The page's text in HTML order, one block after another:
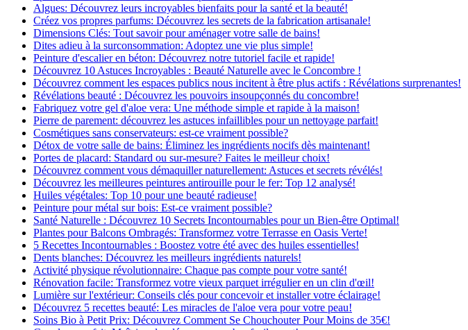
Algues: Découvrez leurs incroyables bienfaits pour la santé et la beauté!
Créez vos propres parfums: Découvrez les secrets de la fabrication artisanale!
Dimensions Clés: Tout savoir pour aménager votre salle de bains!
Dites adieu à la surconsommation: Adoptez une vie plus simple!
Peinture d'escalier en béton: Découvrez notre tutoriel facile et rapide!
Découvrez 10 Astuces Incroyables : Beauté Naturelle avec le Concombre !
Découvrez comment les espaces publics nous incitent à être plus actifs : Révélations surprenantes!
Révélations beauté : Découvrez les pouvoirs insoupçonnés du concombre!
Fabriquez votre gel d'aloe vera: Une méthode simple et rapide à la maison!
Pierre de parement: découvrez les astuces infaillibles pour un nettoyage parfait!
Cosmétiques sans conservateurs: est-ce vraiment possible?
Détox de votre salle de bains: Éliminez les ingrédients nocifs dès maintenant!
Portes de placard: Standard ou sur-mesure? Faites le meilleur choix!
Découvrez comment vous démaquiller naturellement: Astuces et secrets révélés!
Découvrez les meilleures peintures antirouille pour le fer: Top 12 analysé!
Huiles végétales: Top 10 pour une beauté radieuse!
Peinture pour métal sur bois: Est-ce vraiment possible?
Santé Naturelle : Découvrez 10 Secrets Incontournables pour un Bien-être Optimal!
Plantes pour Balcons Ombragés: Transformez votre Terrasse en Oasis Verte!
5 Recettes Incontournables : Boostez votre été avec des huiles essentielles!
Dents blanches: Découvrez les meilleurs ingrédients naturels!
Activité physique révolutionnaire: Chaque pas compte pour votre santé!
Rénovation facile: Transformez votre vieux parquet irrégulier en un clin d'œil!
Lumière sur l'extérieur: Conseils clés pour concevoir et installer votre éclairage!
Découvrez 5 recettes beauté: Les miracles de l'aloe vera pour votre peau!
Soins Bio à Petit Prix: Découvrez Comment Se Chouchouter Pour Moins de 35€!